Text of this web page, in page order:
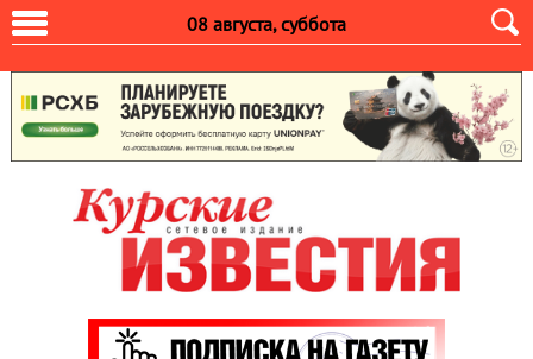
08 августа, суббота